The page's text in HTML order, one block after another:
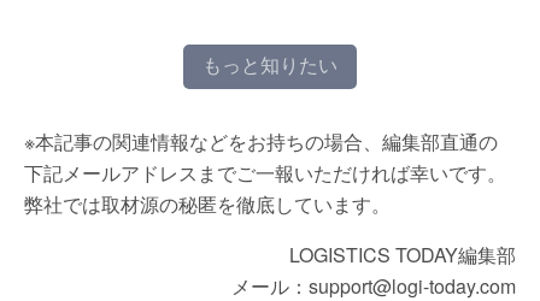
もっと知りたい
※本記事の関連情報などをお持ちの場合、編集部直通の
下記メールアドレスまでご一報いただければ幸いです。
弊社では取材源の秘匿を徹底しています。
LOGISTICS TODAY編集部
メール：support@logi-today.com